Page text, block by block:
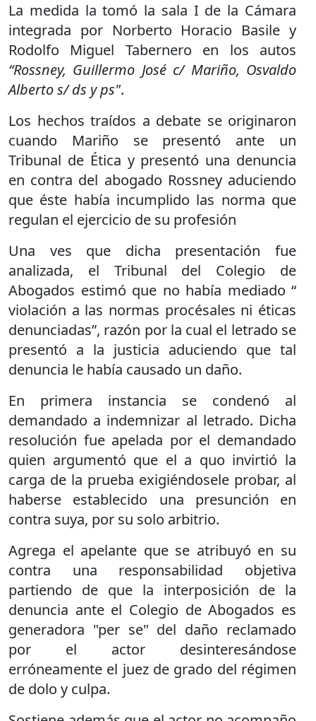
La medida la tomó la sala I de la Cámara
integrada por Norberto Horacio Basile y
Rodolfo Miguel Tabernero en los autos
“Rossney, Guillermo José c/ Mariño, Osvaldo
Alberto s/ ds y ps".
Los hechos traídos a debate se originaron
cuando Mariño se presentó ante un
Tribunal de Ética y presentó una denuncia
en contra del abogado Rossney aduciendo
que éste había incumplido las norma que
regulan el ejercicio de su profesión
Una ves que dicha presentación fue
analizada, el Tribunal del Colegio de
Abogados estimó que no había mediado “
violación a las normas procésales ni éticas
denunciadas”, razón por la cual el letrado se
presentó a la justicia aduciendo que tal
denuncia le había causado un daño.
En primera instancia se condenó al
demandado a indemnizar al letrado. Dicha
resolución fue apelada por el demandado
quien argumentó que el a quo invirtió la
carga de la prueba exigiéndosele probar, al
haberse establecido una presunción en
contra suya, por su solo arbitrio.
Agrega el apelante que se atribuyó en su
contra una responsabilidad objetiva
partiendo de que la interposición de la
denuncia ante el Colegio de Abogados es
generadora "per se" del daño reclamado
por el actor desinteresándose
erróneamente el juez de grado del régimen
de dolo y culpa.